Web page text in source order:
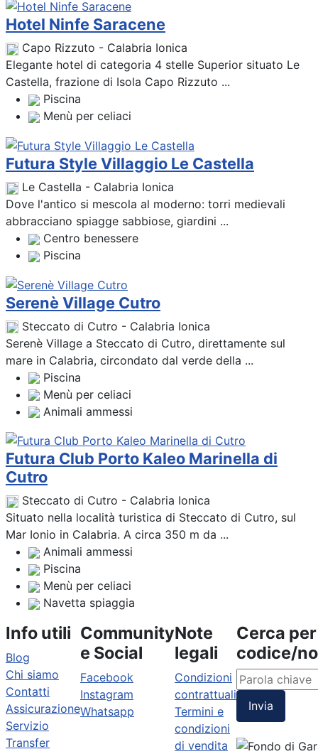
Hotel Ninfe Saracene
Capo Rizzuto - Calabria Ionica
Elegante hotel di categoria 4 stelle Superior situato Le
Castella, frazione di Isola Capo Rizzuto ...
Piscina
Menù per celiaci
Futura Style Villaggio Le Castella
Le Castella - Calabria Ionica
Dove l'antico si mescola al moderno: torri medievali
abbracciano spiagge sabbiose, giardini ...
Centro benessere
Piscina
Serenè Village Cutro
Steccato di Cutro - Calabria Ionica
Serenè Village a Steccato di Cutro, direttamente sul
mare in Calabria, circondato dal verde della ...
Piscina
Menù per celiaci
Animali ammessi
Futura Club Porto Kaleo Marinella di
Cutro
Steccato di Cutro - Calabria Ionica
Situato nella località turistica di Steccato di Cutro, sul
Mar Ionio in Calabria. A circa 350 m da ...
Animali ammessi
Piscina
Menù per celiaci
Navetta spiaggia
Info utili
Blog
Chi siamo
Contatti
Assicurazione
Servizio
Transfer
Community
e Social
Facebook
Instagram
Whatsapp
Note
legali
Condizioni
contrattuali
Termini e
condizioni
di vendita
Cerca per
codice/
Invia